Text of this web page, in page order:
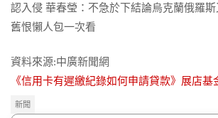
認入侵 華春瑩：不急於下結論烏克蘭俄羅
舊恨懶人包一次看
資料來源:中廣新聞網
《信用卡有遲繳紀錄如何申請貸款》展店基
新聞